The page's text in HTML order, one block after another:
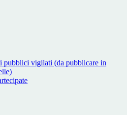
pubblici vigilati (da pubblicare in